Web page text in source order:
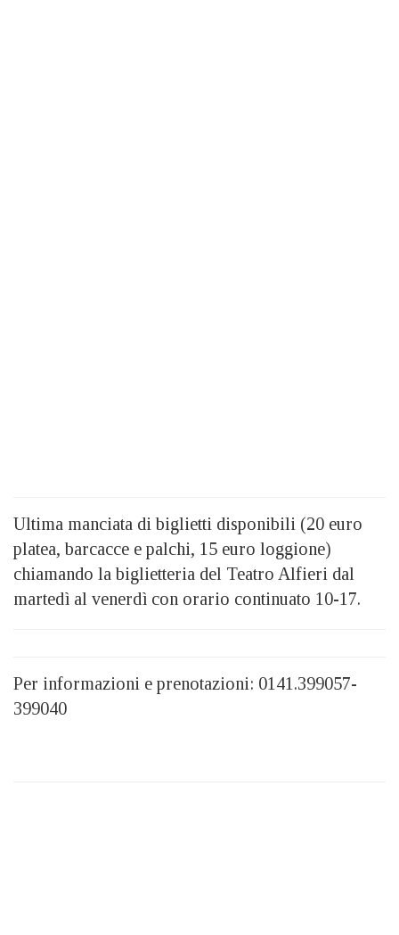
Ultima manciata di biglietti disponibili (20 euro
platea, barcacce e palchi, 15 euro loggione)
chiamando la biglietteria del Teatro Alfieri dal
martedì al venerdì con orario continuato 10-17.
Per informazioni e prenotazioni: 0141.399057-
399040